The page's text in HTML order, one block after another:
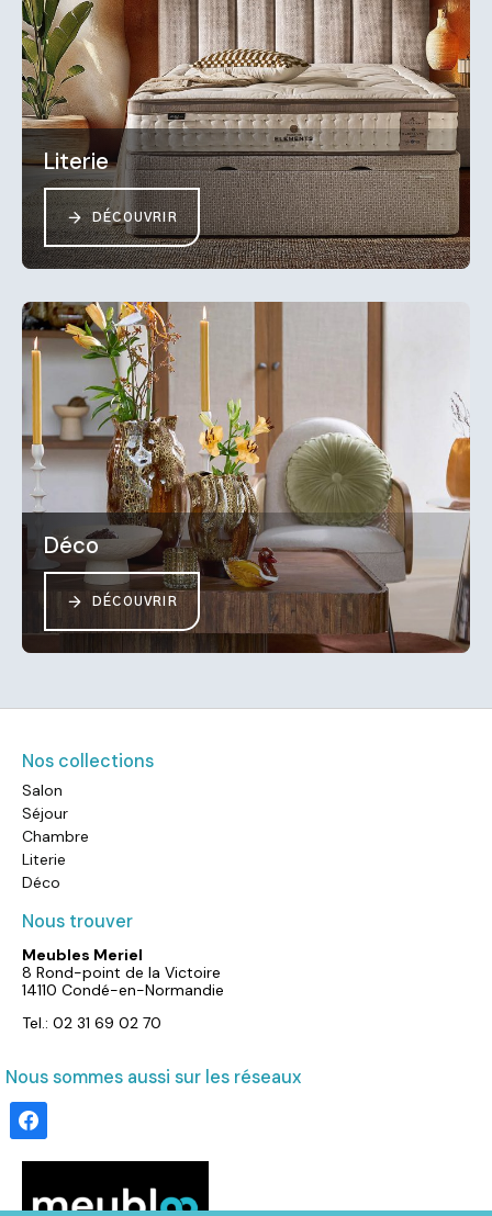
Literie
DÉCOUVRIR
Déco
DÉCOUVRIR
Nos collections
Salon
Séjour
Chambre
Literie
Déco
Nous trouver
Meubles Meriel
8 Rond-point de la Victoire
14110 Condé-en-Normandie
Tel.: 02 31 69 02 70
Nous sommes aussi sur les réseaux
facebook